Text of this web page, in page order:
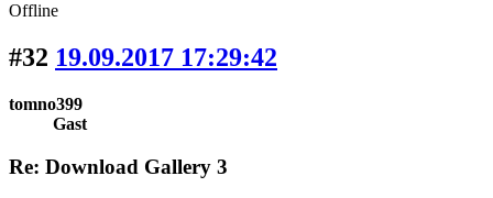
Offline
#32 19.09.2017 17:29:42
tomno399
Gast
Re: Download Gallery 3